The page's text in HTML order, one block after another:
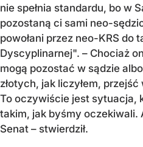
nie spełnia standardu, bo w
pozostaną ci sami neo-
powołani przez neo-KRS do
Dyscyplinarnej". – Chociaż
mogą pozostać w sądzie
złotych, jak liczyłem,
To oczywiście jest sytuacja,
takim, jak byśmy oczekiwali.
Senat – stwierdził.